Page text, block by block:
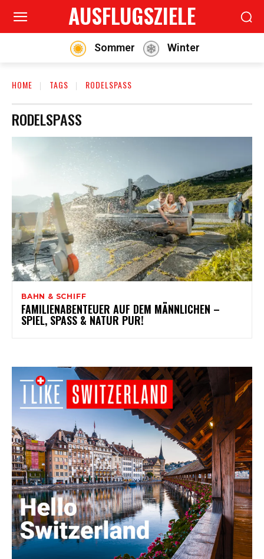
AUSFLUGSZIELE
Sommer Winter
HOME TAGS RODELSPASS
RODELSPASS
BAHN & SCHIFF
FAMILIENABENTEUER AUF DEM MÄNNLICHEN –
SPIEL, SPASS & NATUR PUR!